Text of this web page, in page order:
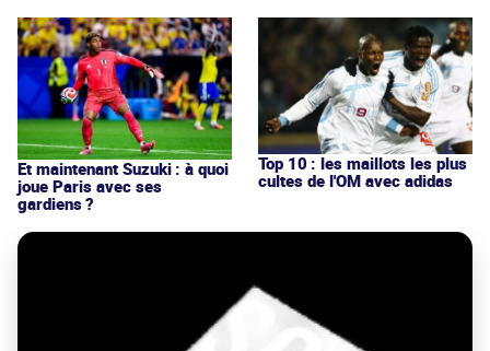
Et maintenant Suzuki : à quoi
joue Paris avec ses
gardiens ?
Top 10 : les maillots les plus
cultes de l'OM avec adidas